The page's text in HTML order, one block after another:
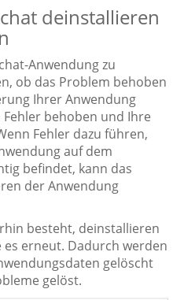
deinstallieren
Anwendung zu
ob das Problem behoben
Ihrer Anwendung
behoben und Ihre
Fehler dazu führen,
auf dem
befindet, kann das
der Anwendung
besteht, deinstallieren
es erneut. Dadurch werden
gelöscht
gelöst.